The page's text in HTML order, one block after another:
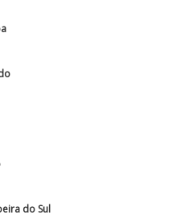
do Sul